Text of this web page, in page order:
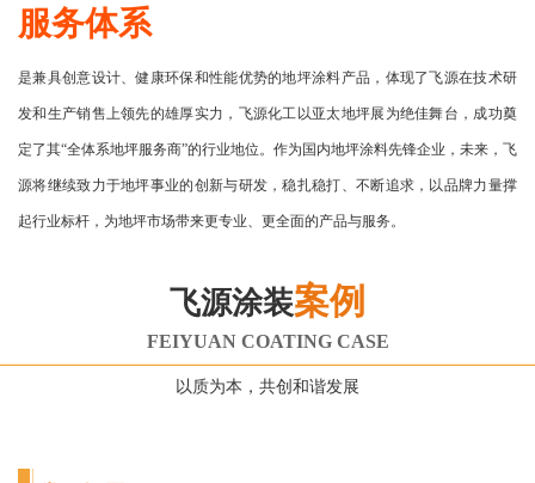
服务体系
是兼具创意设计、健康环保和性能优势的地坪涂料产品，体现了飞源在技术研
发和生产销售上领先的雄厚实力，飞源化工以亚太地坪展为绝佳舞台，成功奠
定了其“全体系地坪服务商”的行业地位。作为国内地坪涂料先锋企业，未来，飞
源将继续致力于地坪事业的创新与研发，稳扎稳打、不断追求，以品牌力量撑
起行业标杆，为地坪市场带来更专业、更全面的产品与服务。
飞源涂装案例
FEIYUAN COATING CASE
以质为本，共创和谐发展